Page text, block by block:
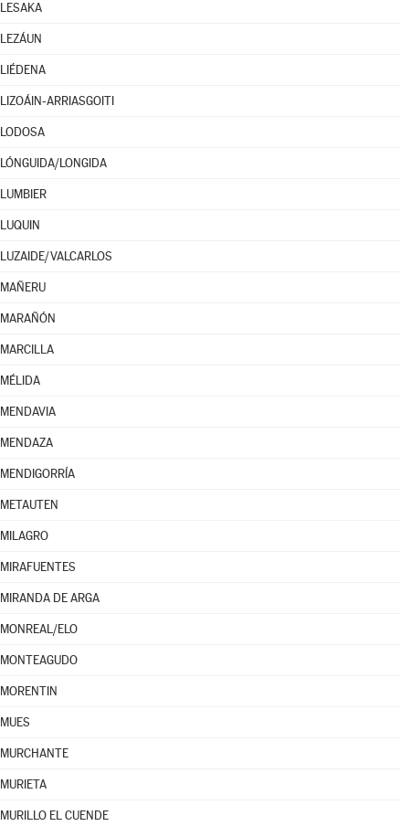
LESAKA
LEZÁUN
LIÉDENA
LIZOÁIN-ARRIASGOITI
LODOSA
LÓNGUIDA/LONGIDA
LUMBIER
LUQUIN
LUZAIDE/VALCARLOS
MAÑERU
MARAÑÓN
MARCILLA
MÉLIDA
MENDAVIA
MENDAZA
MENDIGORRÍA
METAUTEN
MILAGRO
MIRAFUENTES
MIRANDA DE ARGA
MONREAL/ELO
MONTEAGUDO
MORENTIN
MUES
MURCHANTE
MURIETA
MURILLO EL CUENDE